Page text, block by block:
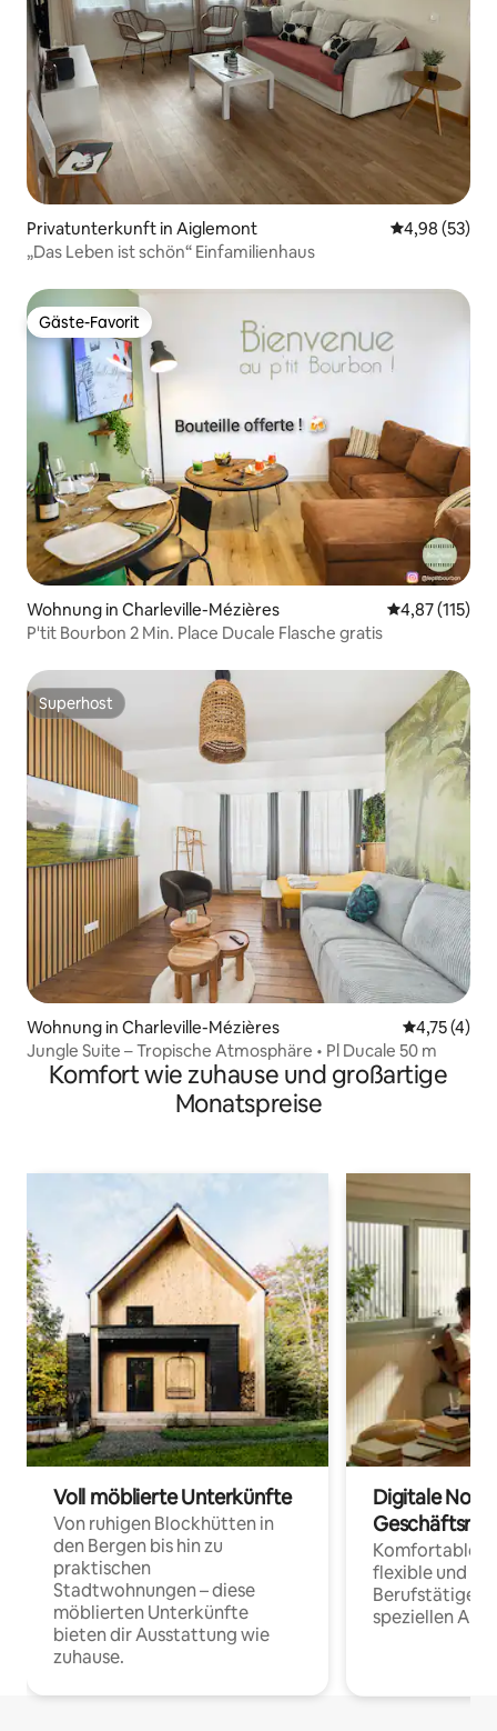
Privatunterkunft in Aiglemont
4,98 (53)
„Das Leben ist schön“ Einfamilienhaus
Gäste-Favorit
Gäste-Favorit
Wohnung in Charleville-Mézières
4,87 (115)
P'tit Bourbon 2 Min. Place Ducale Flasche gratis
Superhost
Superhost
Wohnung in Charleville-Mézières
4,75 (4)
Jungle Suite – Tropische Atmosphäre • Pl Ducale 50 m
Komfort wie zuhause und großartige
Monatspreise
Voll möblierte Unterkünfte
Von ruhigen Blockhütten in
den Bergen bis hin zu
praktischen
Stadtwohnungen – diese
möblierten Unterkünfte
bieten dir Ausstattung wie
zuhause.
Digitale
Komfortable
flexible und
Berufstätige
speziellen